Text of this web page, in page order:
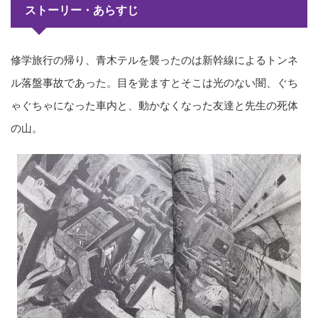
ストーリー・あらすじ
修学旅行の帰り、青木テルを襲ったのは新幹線によるトンネ
ル落盤事故であった。目を覚ますとそこは光のない闇、ぐち
ゃぐちゃになった車内と、動かなくなった友達と先生の死体
の山。